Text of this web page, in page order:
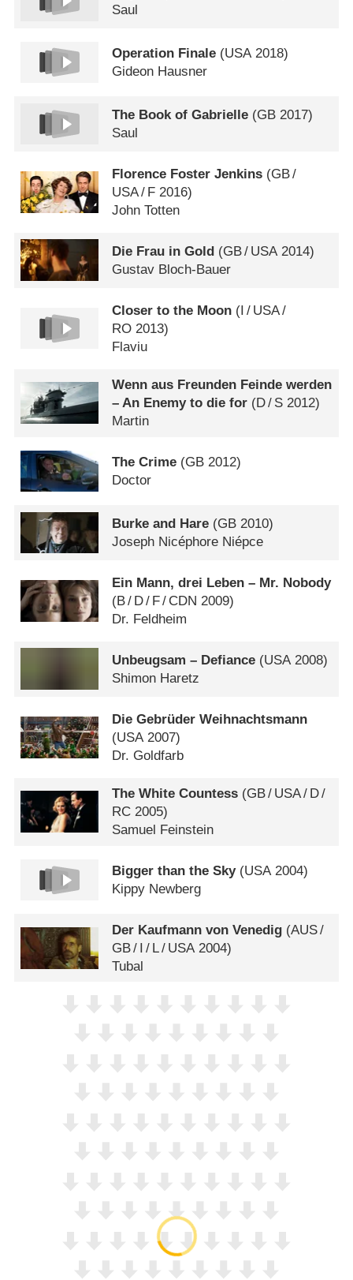
Saul
Operation Finale (USA2018)
Gideon Hausner
The Book of Gabrielle (GB 2017)
Saul
Florence Foster Jenkins (GB/
USA/ F 2016)
John Totten
Die Frau in Gold (GB/ USA 2014)
Gustav Bloch-Bauer
Closer to the Moon (I / USA/
RO 2013)
Flaviu
Wenn aus Freunden Feinde werden
– An Enemy to die for (D/ S 2012)
Martin
The Crime (GB 2012)
Doctor
Burke and Hare (GB 2010)
Joseph Nicéphore Niépce
Ein Mann, drei Leben – Mr. Nobody
(B/ D/ F/ CDN 2009)
Dr. Feldheim
Unbeugsam – Defiance (USA2008)
Shimon Haretz
Die Gebrüder Weihnachtsmann
(USA 2007)
Dr. Goldfarb
The White Countess (GB/ USA/ D/
RC 2005)
Samuel Feinstein
Bigger than the Sky(USA2004)
Kippy Newberg
Der Kaufmann von Venedig (AUS/
GB/ I / L/ USA2004)
Tubal